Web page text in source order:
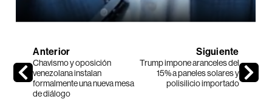
Anterior
Chavismo y oposición
venezolana instalan
formalmente una nueva mesa
de diálogo
Siguiente
Trump impone aranceles del
15% a paneles solares y
polisilicio importado